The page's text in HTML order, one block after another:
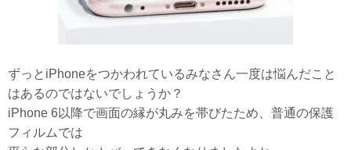
ずっとiPhoneをつかわれているみなさん一度は悩んだこと
はあるのではないでしょうか？
iPhone 6以降で画面の縁が丸みを帯びたため、普通の保護
フィルムでは